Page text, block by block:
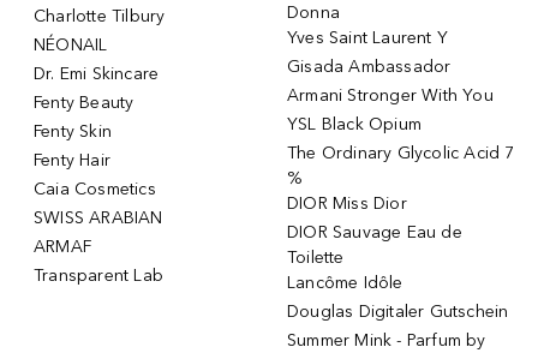
Charlotte Tilbury
NÉONAIL
Dr. Emi Skincare
Fenty Beauty
Fenty Skin
Fenty Hair
Caia Cosmetics
SWISS ARABIAN
ARMAF
Transparent Lab
Donna
Yves Saint Laurent Y
Gisada Ambassador
Armani Stronger With You
YSL Black Opium
The Ordinary Glycolic Acid 7
%
DIOR Miss Dior
DIOR Sauvage Eau de
Toilette
Lancôme Idôle
Douglas Digitaler Gutschein
Summer Mink - Parfum by